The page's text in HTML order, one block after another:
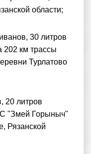
области;
30 литров
км трассы
Турлатово
20 литров
"Змей Горыныч"
Рязанской